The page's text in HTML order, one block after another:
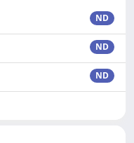
ND
ND
ND